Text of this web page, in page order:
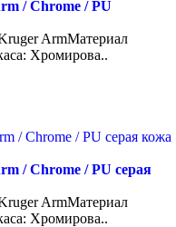
/ Chrome / PU
ArmМатериал
Хромирова..
/ Chrome / PU серая
ArmМатериал
Хромирова..